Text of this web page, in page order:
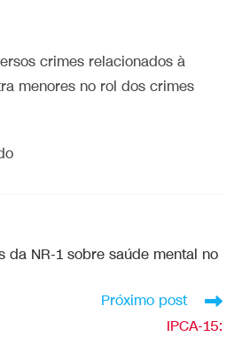
crimes relacionados à
menores no rol dos crimes
da NR-1 sobre saúde mental no
Próximo post
IPCA-15: